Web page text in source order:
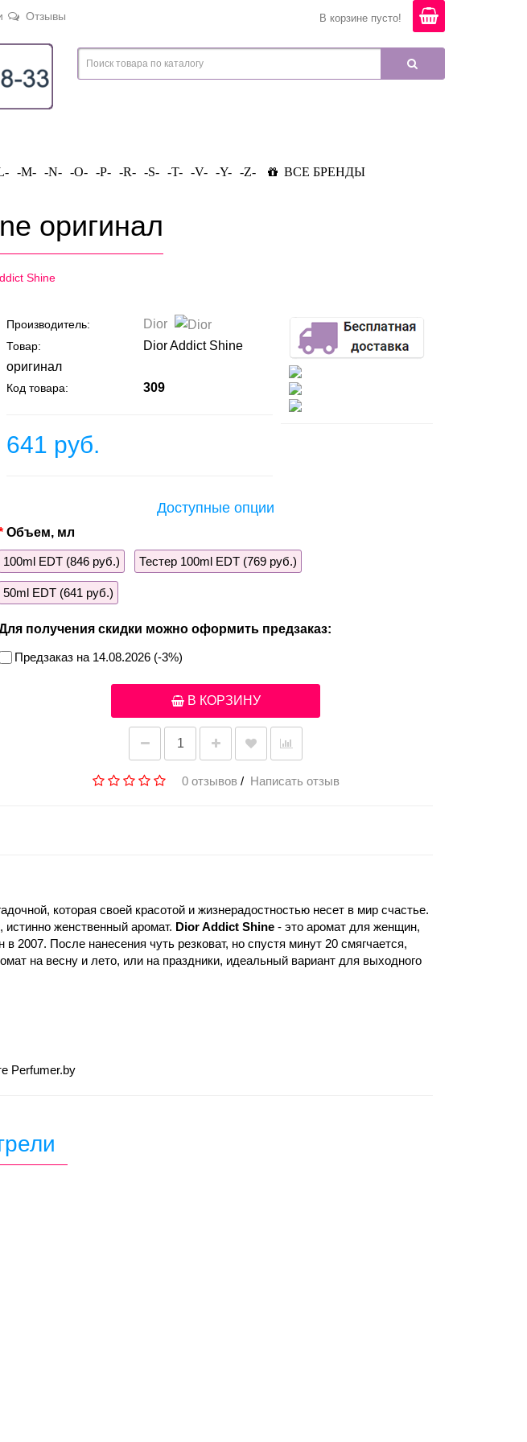
Отзывы В корзине пусто!
-M- -N- -O- -P- -R- -S- -T- -V- -Y- -Z- ВСЕ БРЕНДЫ
оригинал
Shine
Производитель: Dior
Товар:
Dior Addict Shine
оригинал
Код товара: 309
641 руб.
Доступные опции
Объем, мл
100ml EDT (846 руб.) Тестер 100ml EDT (769 руб.)
50ml EDT (641 руб.)
получения скидки можно оформить предзаказ:
Предзаказ на 14.08.2026 (-3%)
В КОРЗИНУ
0 отзывов/ Написать отзыв
которая своей красотой и жизнерадостностью несет в мир счастье.
женственный аромат. Dior Addict Shine - это аромат для женщин,
в 2007. После нанесения чуть резковат, но спустя минут 20 смягчается,
на весну и лето, или на праздники, идеальный вариант для выходного
Perfumer.by